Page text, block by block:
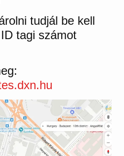
tudjál be kell
tagi számot